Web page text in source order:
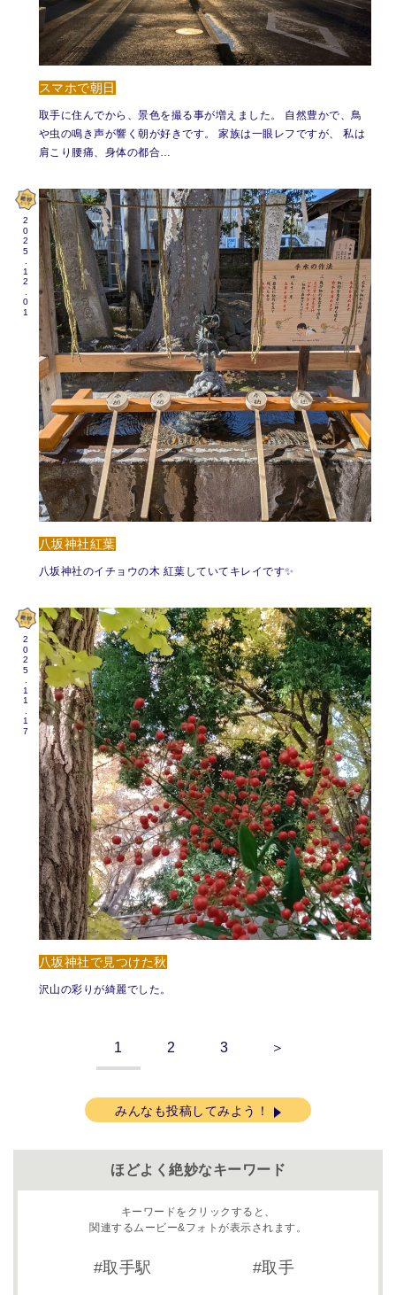
スマホで朝日
取手に住んでから、景色を撮る事が増えました。 自然豊かで、鳥
や虫の鳴き声が響く朝が好きです。 家族は一眼レフですが、 私は
肩こり腰痛、身体の都合…
2025.12.01
八坂神社紅葉
八坂神社のイチョウの木 紅葉していてキレイです✨️
2025.11.17
八坂神社で見つけた秋
沢山の彩りが綺麗でした。
1 2 3 ＞
みんなも投稿してみよう！
ほどよく絶妙なキーワード
キーワードをクリックすると、
関連するムービー&フォトが表示されます。
取手駅 取手